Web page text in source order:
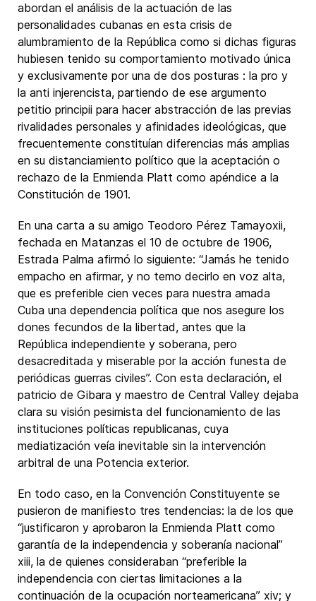
abordan el análisis de la actuación de las
personalidades cubanas en esta crisis de
alumbramiento de la República como si dichas figuras
hubiesen tenido su comportamiento motivado única
y exclusivamente por una de dos posturas : la pro y
la anti injerencista, partiendo de ese argumento
petitio principii para hacer abstracción de las previas
rivalidades personales y afinidades ideológicas, que
frecuentemente constituían diferencias más amplias
en su distanciamiento político que la aceptación o
rechazo de la Enmienda Platt como apéndice a la
Constitución de 1901.
En una carta a su amigo Teodoro Pérez Tamayoxii,
fechada en Matanzas el 10 de octubre de 1906,
Estrada Palma afirmó lo siguiente: “Jamás he tenido
empacho en afirmar, y no temo decirlo en voz alta,
que es preferible cien veces para nuestra amada
Cuba una dependencia política que nos asegure los
dones fecundos de la libertad, antes que la
República independiente y soberana, pero
desacreditada y miserable por la acción funesta de
periódicas guerras civiles”. Con esta declaración, el
patricio de Gibara y maestro de Central Valley dejaba
clara su visión pesimista del funcionamiento de las
instituciones políticas republicanas, cuya
mediatización veía inevitable sin la intervención
arbitral de una Potencia exterior.
En todo caso, en la Convención Constituyente se
pusieron de manifiesto tres tendencias: la de los que
“justificaron y aprobaron la Enmienda Platt como
garantía de la independencia y soberanía nacional”
xiii, la de quienes consideraban “preferible la
independencia con ciertas limitaciones a la
continuación de la ocupación norteamericana” xiv; y